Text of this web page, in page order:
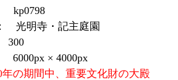
kp0798
光明寺・記主庭園
300
6000px × 4000px
の期間中、重要文化財の大殿